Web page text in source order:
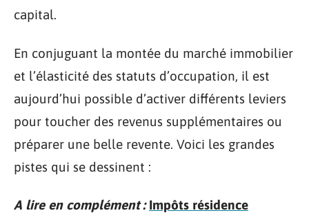
capital.
En conjuguant la montée du marché immobilier
et l’élasticité des statuts d’occupation, il est
aujourd’hui possible d’activer différents leviers
pour toucher des revenus supplémentaires ou
préparer une belle revente. Voici les grandes
pistes qui se dessinent :
A lire en complément : Impôts résidence